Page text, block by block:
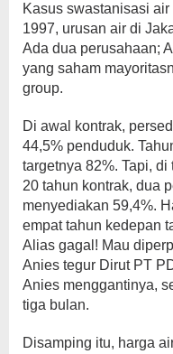
Kasus swastanisasi
1997, urusan air di
Ada dua perusahaan;
yang saham
group.
Di awal kontrak,
44,5% penduduk.
targetnya 82%. Tapi,
20 tahun kontrak, dua
menyediakan 59,4%.
empat tahun kedepan
Alias gagal! Mau
Anies tegur Dirut PT
Anies menggantinya,
tiga bulan.
Disamping itu, harga